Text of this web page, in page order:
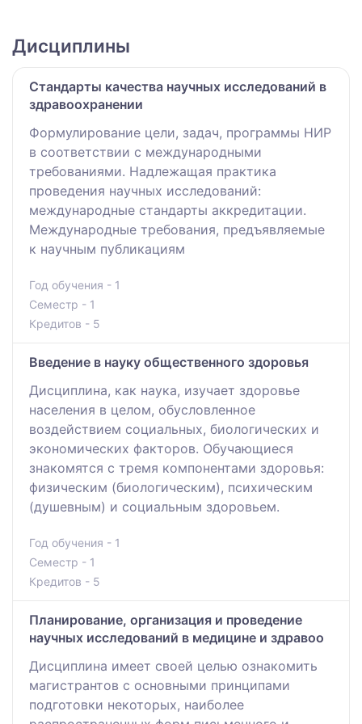
Дисциплины
Стандарты качества научных исследований в
здравоохранении
Формулирование цели, задач, программы НИР
в соответствии с международными
требованиями. Надлежащая практика
проведения научных исследований:
международные стандарты аккредитации.
Международные требования, предъявляемые
к научным публикациям
Год обучения - 1
Семестр - 1
Кредитов - 5
Введение в науку общественного здоровья
Дисциплина, как наука, изучает здоровье
населения в целом, обусловленное
воздействием социальных, биологических и
экономических факторов. Обучающиеся
знакомятся с тремя компонентами здоровья:
физическим (биологическим), психическим
(душевным) и социальным здоровьем.
Год обучения - 1
Семестр - 1
Кредитов - 5
Планирование, организация и проведение
научных исследований в медицине и здравоо
Дисциплина имеет своей целью ознакомить
магистрантов с основными принципами
подготовки некоторых, наиболее